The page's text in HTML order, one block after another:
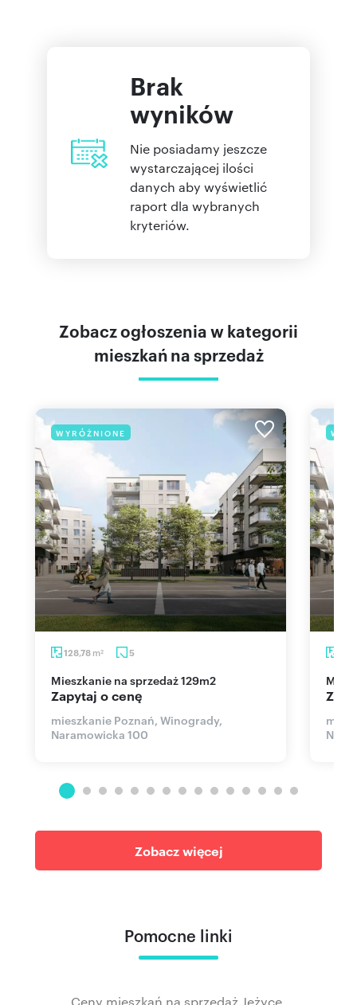
Brak
wyników
Nie posiadamy jeszcze
wystarczającej ilości
danych aby wyświetlić
raport dla wybranych
kryteriów.
Zobacz ogłoszenia w kategorii
mieszkań na sprzedaż
WYRÓŻNIONE
128,78 m2 5
mieszkanie na sprzedaż 129m2
Zapytaj o cenę
mieszkanie Poznań, Winogrady,
Naramowicka 100
Zobacz więcej
Pomocne linki
Ceny mieszkań na sprzedaż Jeżyce,